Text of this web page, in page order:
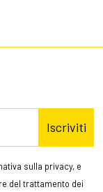
Iscriviti
sulla privacy, e
del trattamento dei